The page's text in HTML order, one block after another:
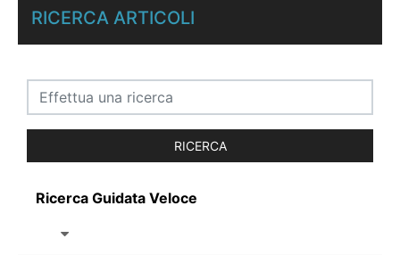
RICERCA ARTICOLI
Ricerca Guidata Veloce